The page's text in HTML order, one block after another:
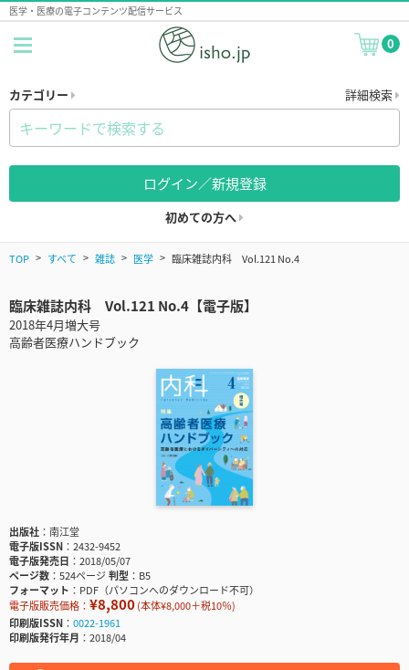
医学・医療の電子コンテンツ配信サービス
0
カテゴリー 詳細検索
ログイン／新規登録
初めての方へ
TOP すべて 雑誌 医学 臨床雑誌内科 Vol.121 No.4
臨床雑誌内科 Vol.121 No.4【電子版】
2018年4月増大号
高齢者医療ハンドブック
出版社
南江堂
電子版ISSN
2432-9452
電子版発売日
2018/05/07
ページ数
524ページ判型
B5
フォーマット
PDF（パソコンへのダウンロード不可）
電子版販売価格： ¥8,800(本体¥8,000＋税10％)
印刷版ISSN
0022-1961
印刷版発行年月
2018/04